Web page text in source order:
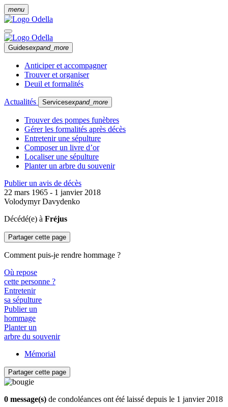
menu
Guidesexpand_more
Anticiper et accompagner
Trouver et organiser
Deuil et formalités
Actualités Servicesexpand_more
Trouver des pompes funèbres
Gérer les formalités après décès
Entretenir une sépulture
Composer un livre d’or
Localiser une sépulture
Planter un arbre du souvenir
Publier un avis de décès
22 mars 1965 - 1 janvier 2018
Volodymyr Davydenko
Décédé(e) à Fréjus
Partager cette page
Comment puis-je rendre hommage ?
Où repose
cette personne ?
Entretenir
sa sépulture
Publier un
hommage
Planter un
arbre du souvenir
Mémorial
Partager cette page
0 message(s) de condoléances ont été laissé depuis le 1 janvier 2018